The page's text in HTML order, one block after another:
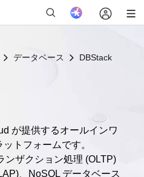
データベース DBStack
が提供するオールインワ
トフォームです。
ンザクション処理 (OLTP)
、NoSQL データベース